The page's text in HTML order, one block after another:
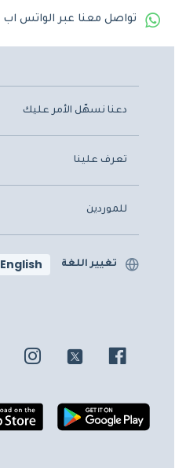
تواصل معنا عبر الواتس اب
دعنا نسهّل الأمر عليك
تعرف علينا
للموردين
تغيير اللغة English